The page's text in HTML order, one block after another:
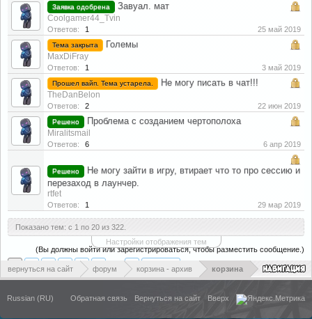
Заявка одобрена Завуал. мат
Coolgamer44_Tvin
Ответов: 1 25 май 2019
Тема закрыта Големы
MaxDiFray
Ответов: 1 3 май 2019
Прошел вайп. Тема устарела. Не могу писать в чат!!!
TheDanBelon
Ответов: 2 22 июн 2019
Решено Проблема с созданием чертополоха
Miralitsmail
Ответов: 6 6 апр 2019
Решено
Не могу зайти в игру, втирает что то про сессию и
перезаход в лаунчер.
rtfet
Ответов: 1 29 мар 2019
Показано тем: с 1 по 20 из 322.
Настройки отображения тем
(Вы должны войти или зарегистрироваться, чтобы разместить сообщение.)
4 5 17
вернуться на сайт форум корзина - архив корзина
Russian (RU) Обратная связь Вернуться на сайт Вверх